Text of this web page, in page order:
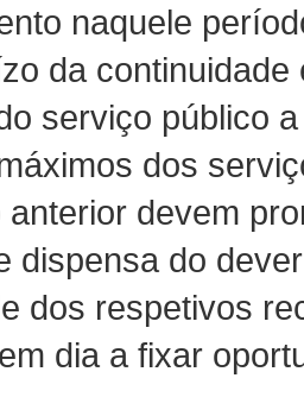
naquele
da continuidade
serviço público
dos
anterior devem
dispensa do
dos respetivos
dia a fixar